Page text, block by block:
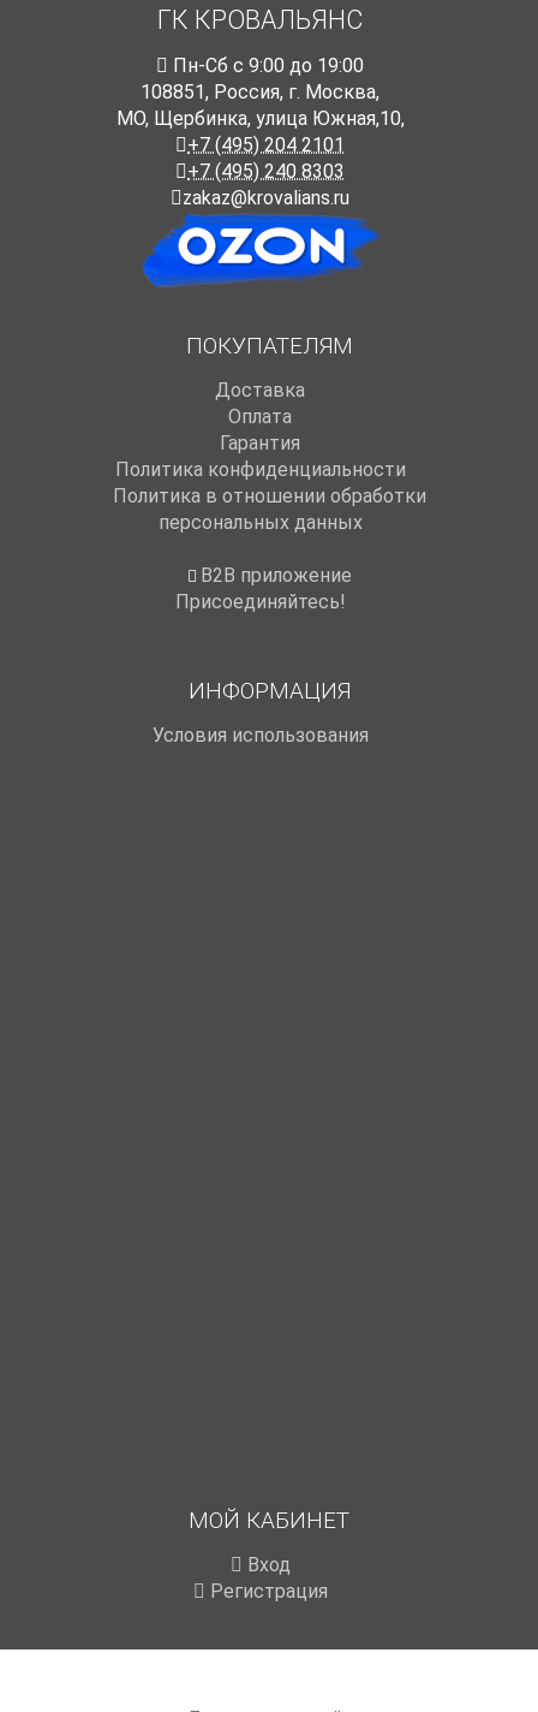
ГК КРОВАЛЬЯНС
Пн-Cб с 9:00 до 19:00
108851, Россия, г. Москва,
МО, Щербинка, улица Южная,10,
+7 (495) 204 2101
+7 (495) 240 8303
zakaz@krovalians.ru
ПОКУПАТЕЛЯМ
Доставка
Оплата
Гарантия
Политика конфиденциальности
Политика в отношении обработки
персональных данных
B2B приложение
Присоединяйтесь!
ИНФОРМАЦИЯ
Условия использования
МОЙ КАБИНЕТ
Вход
Регистрация